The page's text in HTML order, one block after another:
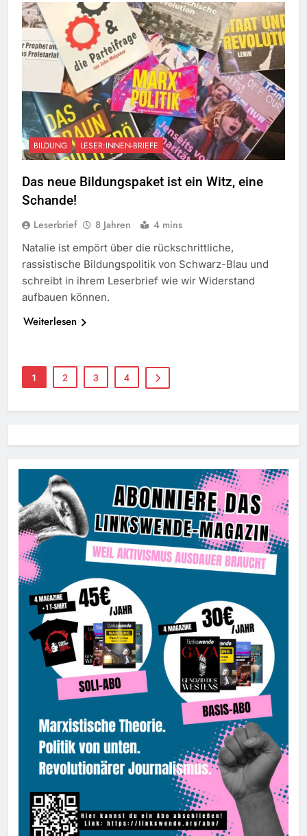
BILDUNG LESER:INNEN-BRIEFE
Das neue Bildungspaket ist ein Witz, eine
Schande!
Leserbrief 8 Jahren 4 mins
Natalie ist empört über die rückschrittliche,
rassistische Bildungspolitik von Schwarz-Blau und
schreibt in ihrem Leserbrief wie wir Widerstand
aufbauen können.
Weiterlesen
1 2 3 4